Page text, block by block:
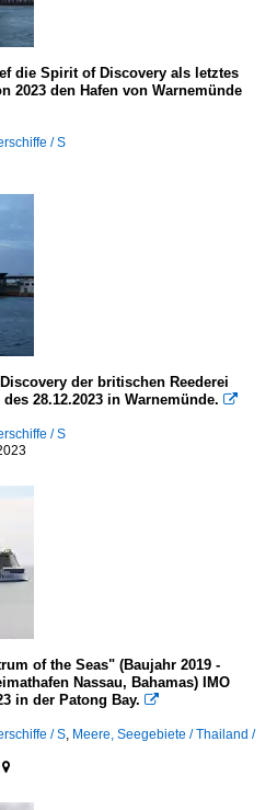
die Spirit of Discovery als letztes
2023 den Hafen von Warnemünde
/ S
der britischen Reederei
28.12.2023 in Warnemünde. 
/ S
of the Seas" (Baujahr 2019 -
Nassau, Bahamas) IMO
in der Patong Bay. 
/ S, Meere, Seegebiete / Thailand /
